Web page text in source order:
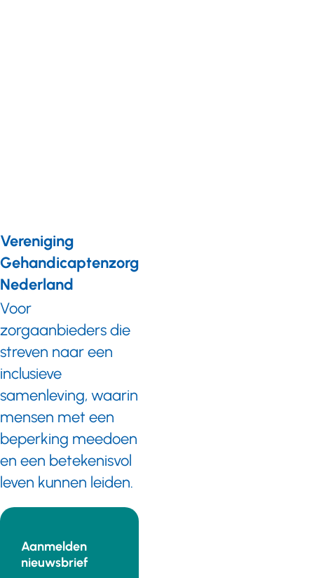
Vereniging
Gehandicaptenzorg
Nederland
Voor
zorgaanbieders die
streven naar een
inclusieve
samenleving, waarin
mensen met een
beperking meedoen
en een betekenisvol
leven kunnen leiden.
Aanmelden
nieuwsbrief